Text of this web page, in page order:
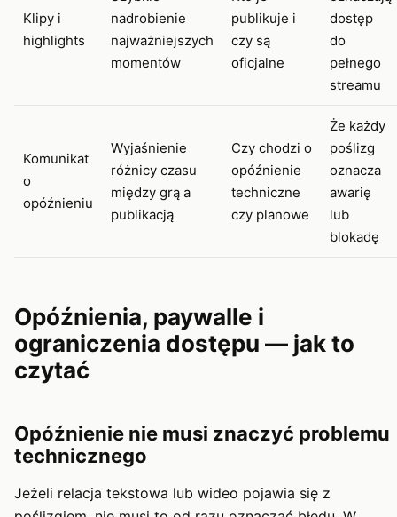
Klipy i
highlights
nadrobienie
najważniejszych
momentów
publikuje i
czy są
oficjalne
dostęp
do
pełnego
streamu
Komunikat
o
opóźnieniu
Wyjaśnienie
różnicy czasu
między grą a
publikacją
Czy chodzi o
opóźnienie
techniczne
czy planowe
Że każdy
poślizg
oznacza
awarię
lub
blokadę
Opóźnienia, paywalle i
ograniczenia dostępu — jak to
czytać
Opóźnienie nie musi znaczyć problemu
technicznego
Jeżeli relacja tekstowa lub wideo pojawia się z